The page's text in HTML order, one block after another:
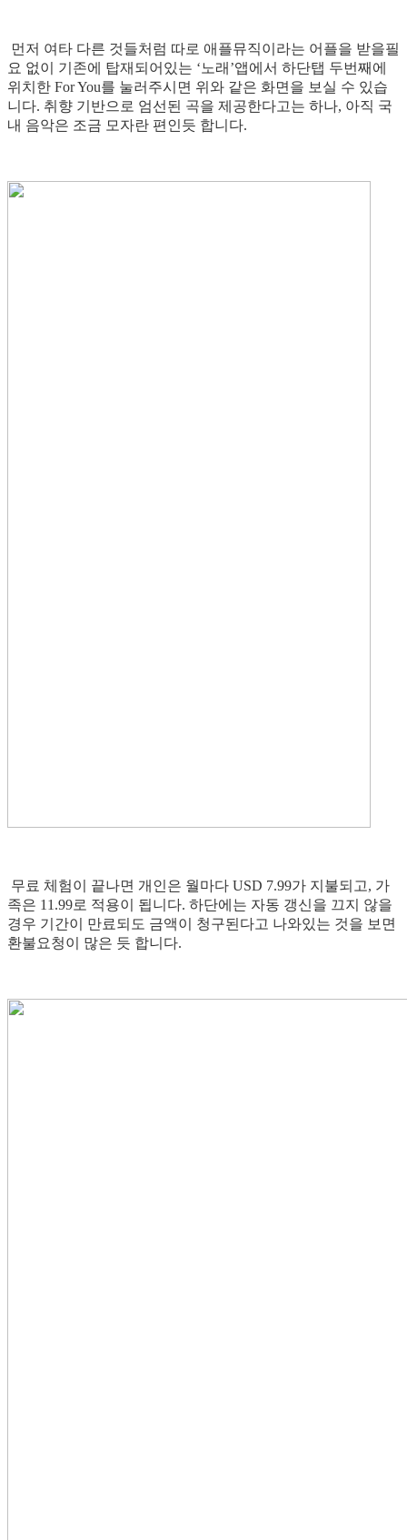
먼저 여타 다른 것들처럼 따로 애플뮤직이라는 어플을 받을필
요 없이 기존에 탑재되어있는 ‘노래’앱에서 하단탭 두번째에
위치한 For You를 눌러주시면 위와 같은 화면을 보실 수 있습
니다. 취향 기반으로 엄선된 곡을 제공한다고는 하나, 아직 국
내 음악은 조금 모자란 편인듯 합니다.
무료 체험이 끝나면 개인은 월마다 USD 7.99가 지불되고, 가
족은 11.99로 적용이 됩니다. 하단에는 자동 갱신을 끄지 않을
경우 기간이 만료되도 금액이 청구된다고 나와있는 것을 보면
환불요청이 많은 듯 합니다.